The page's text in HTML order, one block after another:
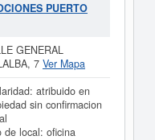
PUERTO
GENERAL
7 Ver Mapa
atribuido en
sin confirmacion
de local: oficina